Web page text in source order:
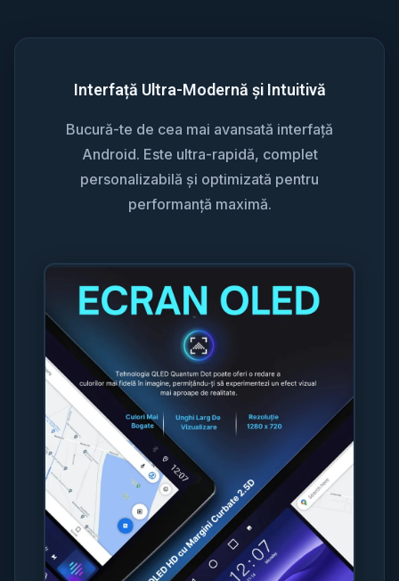
Interfață Ultra-Modernă și Intuitivă
Bucură-te de cea mai avansată interfață
Android. Este ultra-rapidă, complet
personalizabilă și optimizată pentru
performanță maximă.